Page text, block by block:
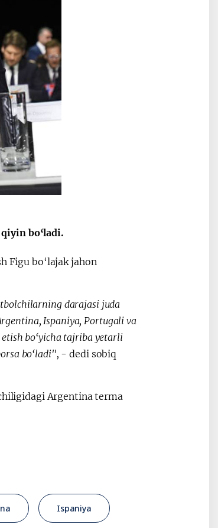
После визита
Президента…
bo‘ladi.
Figu bo‘lajak jahon
darajasi juda
Ispaniya, Portugali va
bo‘yicha tajriba yetarli
bo‘ladi", - dedi sobiq
Argentina terma
Ispaniya